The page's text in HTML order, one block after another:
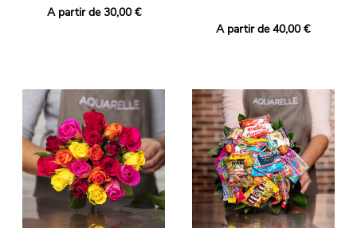
A partir de 30,00 €
A partir de 40,00 €